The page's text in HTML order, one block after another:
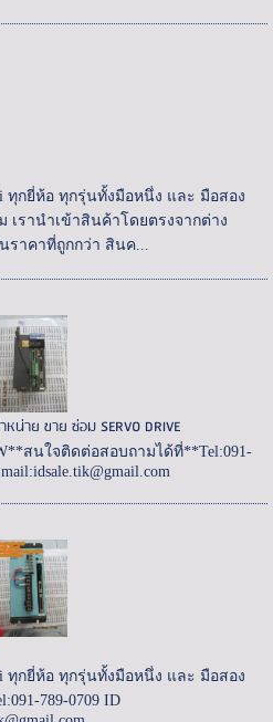
ทุกยี่ห้อ ทุกรุ่นทั้งมือหนึ่ง และ มือสอง
รานำเข้าสินค้าโดยตรงจากต่าง
ราคาที่ถูกกว่า สินค...
หน่าย ขาย ซ่อม SERVO DRIVE
สนใจติดต่อสอบถามได้ที่**Tel:091-
ทุกยี่ห้อ ทุกรุ่นทั้งมือหนึ่ง และ มือสอง
789-0709 ID